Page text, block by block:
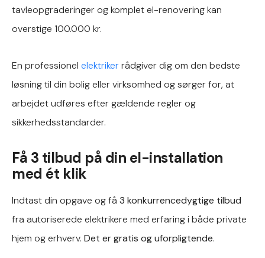
tavleopgraderinger og komplet el-renovering kan
overstige 100.000 kr.
En professionel elektrikerrådgiver dig om den bedste
løsning til din bolig eller virksomhed og sørger for, at
arbejdet udføres efter gældende regler og
sikkerhedsstandarder.
Få 3 tilbud på din el-installation
med ét klik
Indtast din opgave og få 3 konkurrencedygtige tilbud
fra autoriserede elektrikere med erfaring i både private
hjem og erhverv. Det er gratis og uforpligtende.